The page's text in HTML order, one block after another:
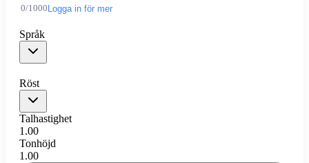
0/1000 Logga in för mer
Språk
Röst
Talhastighet
1.00
Tonhöjd
1.00